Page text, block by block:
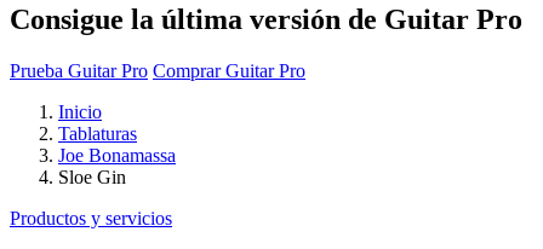
Consigue la última versión de Guitar Pro
Prueba Guitar Pro Comprar Guitar Pro
Inicio
Tablaturas
Joe Bonamassa
Sloe Gin
Productos y servicios